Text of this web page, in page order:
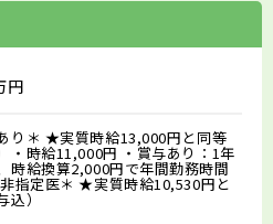
円
り＊ ★実質時給13,000円と同等
・時給11,000円 ・賞与あり：1年
時給換算2,000円で年間勤務時間
指定医＊ ★実質時給10,530円と
込）